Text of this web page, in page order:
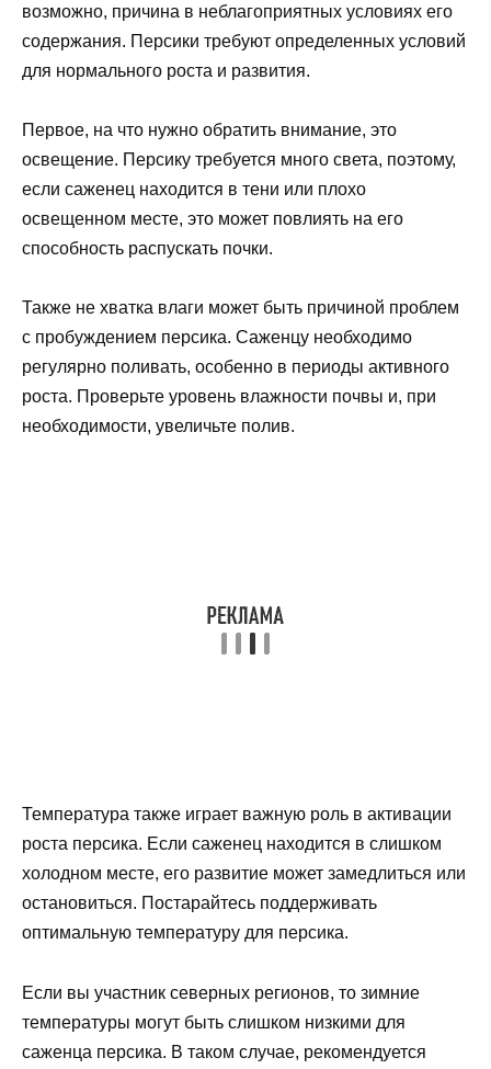
возможно, причина в неблагоприятных условиях его
содержания. Персики требуют определенных условий
для нормального роста и развития.
Первое, на что нужно обратить внимание, это
освещение. Персику требуется много света, поэтому,
если саженец находится в тени или плохо
освещенном месте, это может повлиять на его
способность распускать почки.
Также не хватка влаги может быть причиной проблем
с пробуждением персика. Саженцу необходимо
регулярно поливать, особенно в периоды активного
роста. Проверьте уровень влажности почвы и, при
необходимости, увеличьте полив.
Температура также играет важную роль в активации
роста персика. Если саженец находится в слишком
холодном месте, его развитие может замедлиться или
остановиться. Постарайтесь поддерживать
оптимальную температуру для персика.
Если вы участник северных регионов, то зимние
температуры могут быть слишком низкими для
саженца персика. В таком случае, рекомендуется